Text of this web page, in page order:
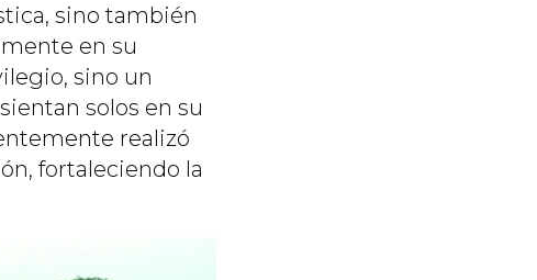
sino también
en su
sino un
solos en su
realizó
fortaleciendo la